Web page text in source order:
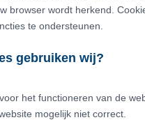
browser wordt herkend.
te ondersteunen.
gebruiken wij?
het functioneren van de
mogelijk niet correct.